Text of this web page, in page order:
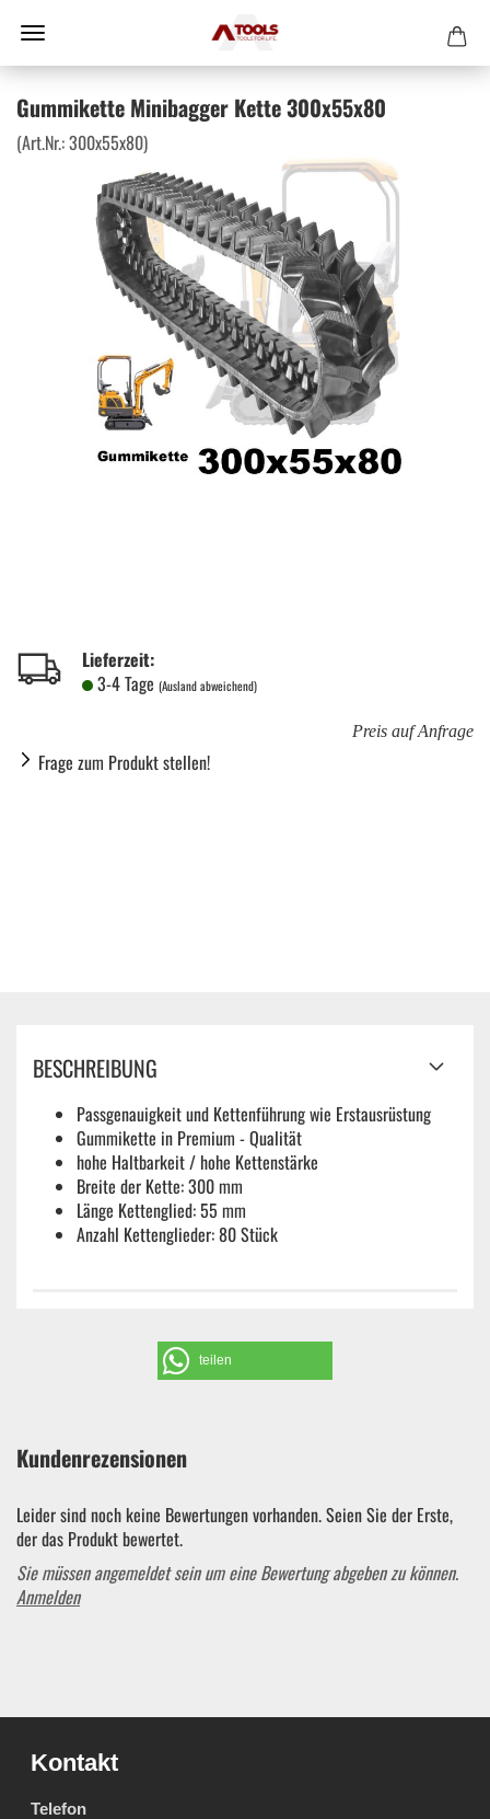
Gummikette Minibagger Kette 300x55x80
(Art.Nr.:300x55x80)
Lieferzeit:
3-4 Tage (Ausland abweichend)
Preis auf Anfrage
Frage zum Produkt stellen!
BESCHREIBUNG
Passgenauigkeit und Kettenführung wie Erstausrüstung
Gummikette in Premium - Qualität
hohe Haltbarkeit / hohe Kettenstärke
Breite der Kette: 300 mm
Länge Kettenglied: 55 mm
Anzahl Kettenglieder: 80 Stück
teilen
Kundenrezensionen
Leider sind noch keine Bewertungen vorhanden. Seien Sie der Erste,
der das Produkt bewertet.
Sie müssen angemeldet sein um eine Bewertung abgeben zu können.
Anmelden
Kontakt
Telefon